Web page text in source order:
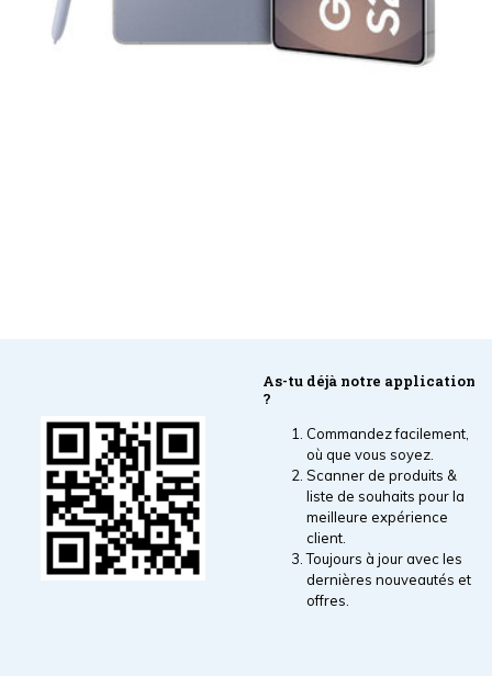
As-tu déjà notre application
?
Commandez facilement,
où que vous soyez.
Scanner de produits &
liste de souhaits pour la
meilleure expérience
client.
Toujours à jour avec les
dernières nouveautés et
offres.